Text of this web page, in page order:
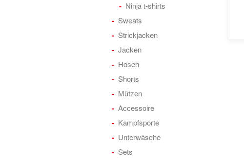
Ninja t-shirts
Sweats
Strickjacken
Jacken
Hosen
Shorts
Mützen
Accessoire
Kampfsporte
Unterwäsche
Sets